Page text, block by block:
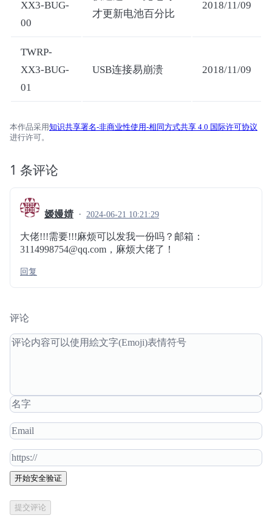
XX3-BUG-
00
才更新电池百分比
2018/11/09
TWRP-
XX3-BUG-
01
USB连接易崩溃 2018/11/09
本作品采用知识共享署名-非商业性使用-相同方式共享 4.0 国际许可协议
进行许可。
1 条评论
嫒嫚婧 2024-06-21 10:21:29
大佬!!!需要!!!麻烦可以发我一份吗？邮箱：
3114998754@qq.com，麻烦大佬了！
回复
评论
开始安全验证
提交评论